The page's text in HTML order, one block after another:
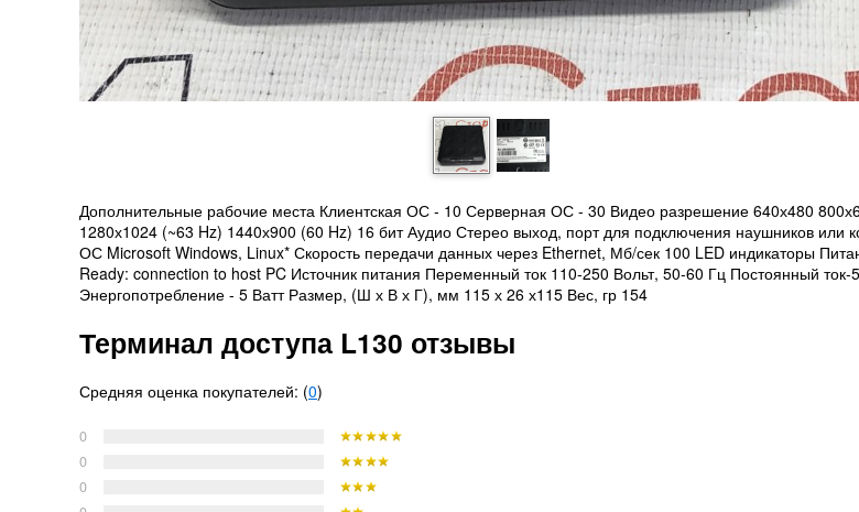
Дополнительные рабочие места Клиентская ОС - 10 Серверная ОС - 30 Видео разрешение 640х480
1280х1024 (~63 Hz) 1440х900 (60 Hz) 16 бит Аудио Стерео выход, порт для подключения наушников или
ОС Microsoft Windows, Linux* Скорость передачи данных через Ethernet, Мб/сек 100 LED индикаторы
Ready: connection to host PC Источник питания Переменный ток 110-250 Вольт, 50-60 Гц Постоянный ток-
Энергопотребление - 5 Ватт Размер, (Ш х В х Г), мм 115 х 26 х115 Вес, гр 154
Терминал доступа L130 отзывы
Средняя оценка покупателей: (0)
0
0
0